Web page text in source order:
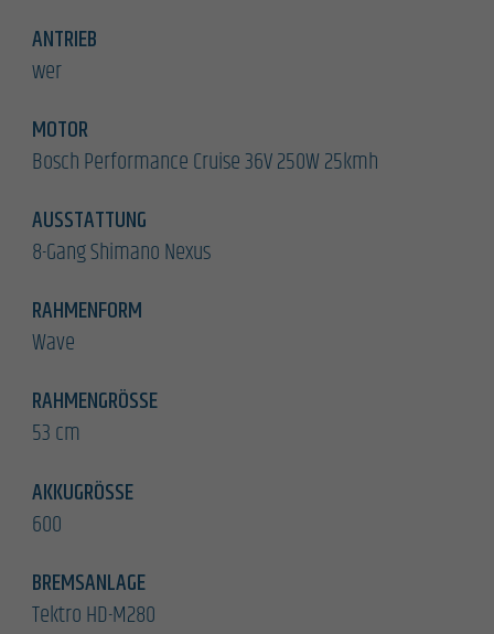
ANTRIEB
wer
MOTOR
Bosch Performance Cruise 36V 250W 25kmh
AUSSTATTUNG
8-Gang Shimano Nexus
RAHMENFORM
Wave
RAHMENGRÖSSE
53 cm
AKKUGRÖSSE
600
BREMSANLAGE
Tektro HD-M280